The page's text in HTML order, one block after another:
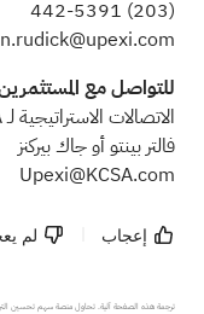
(203)
للتواصل مع
الاتصالات الاستراتيجية لـ KCSA
فالتر بينتو أو جاك بيركنز
Upexi@KCSA.com
إعجاب لم
ترجمة هذه الصفحة آلية. تحاول منصة سهم تحسين